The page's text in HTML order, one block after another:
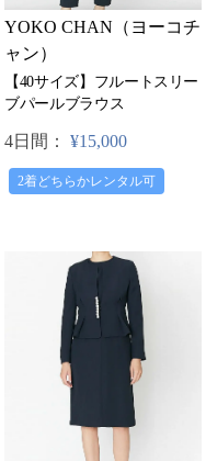
YOKO CHAN（ヨーコチ
ャン）
【40サイズ】フルートスリー
ブパールブラウス
4日間： ¥15,000
2着どちらかレンタル可